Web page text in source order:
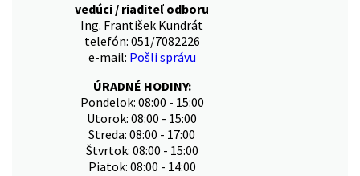
vedúci / riaditeľ odboru
Ing. František Kundrát
telefón: 051/7082226
e-mail: Pošli správu
ÚRADNÉ HODINY:
Pondelok: 08:00 - 15:00
Utorok: 08:00 - 15:00
Streda: 08:00 - 17:00
Štvrtok: 08:00 - 15:00
Piatok: 08:00 - 14:00